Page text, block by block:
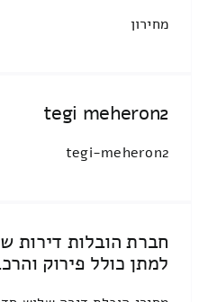
מחירון
tegi meheron2
tegi-meheron2
חברת הובלות דירות
למתן כולל פירוק